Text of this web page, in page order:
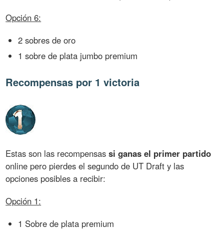
Opción 6:
2 sobres de oro
1 sobre de plata jumbo premium
Recompensas por 1 victoria
Estas son las recompensassi ganas el primer partido
online pero pierdes el segundo de UT Draft y las
opciones posibles a recibir:
Opción 1:
1 Sobre de plata premium